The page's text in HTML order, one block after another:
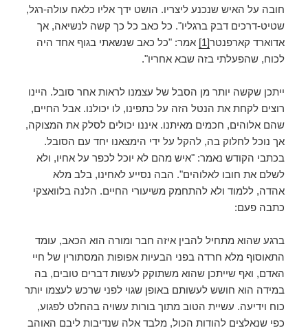
חובה על האיש שנכנע ליצריו. הושט ידך אליו כלאח עולה-רגל,
שטיט-דרכים דבק ברגליו". כל כאב כל כך קשה לנשיאה, אך
אדוארד קארפנטר[1]
אמר: "כל כאב שנשאתי בגוף אחד היה
לכוח, שהפעלתי בזה שבא אחריו".
ייתכן שקשה יותר מן הסבל של עצמנו לראות אחר סובל. היינו
רוצים לקחת את הנטל הזה על כתפינו, לו יכולנו. אבל החיים,
שהם אלוהים, חכמים מאיתנו. איננו יכולים לסלק את המצוקה,
אך נוכל לחלוק בה, להקל על ידי הימצאנו יחד עם הסובל.
בכתבי הקודש נאמר: "איש מהם לא יוכל לכפר על אחיו, ולא
לשלם את חובו לאלוהים". הבה נסייע לאחינו, בלב מלא
אהדה, ללמוד ולא להתחמק משיעורי החיים. הלנה בלוואצקי
כתבה פעם:
ברגע שהוא מתחיל להבין איזה חבר ומורה הוא הכאב, עומד
התאוסוף מלא חרדה בפני הבעיות אפופות המסתורין של חיי
האדם, ואף שייתכן שהוא משתוקק לעשות דברים טובים, בה
במידה הוא חושש לעשותם באופן שגוי לפני שרכש לעצמו יותר
כוח וידיעה. עשיית הטוב מתוך בורות עשויה בהחלט לפגוע,
כפי שנאלצים להודות הכול, מלבד אלה שנדיבות ליבם האוהב